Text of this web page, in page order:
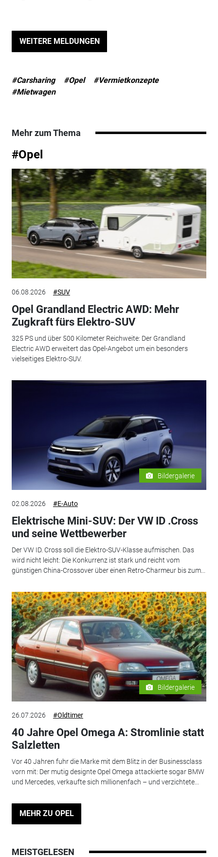
WEITERE MELDUNGEN
#Carsharing #Opel
#Vermietkonzepte
#Mietwagen
Mehr zum Thema
#Opel
06.08.2026 #SUV
Opel Grandland Electric AWD: Mehr
Zugkraft fürs Elektro-SUV
325 PS und über 500 Kilometer Reichweite: Der Grandland
Electric AWD erweitert das Opel-Angebot um ein besonders
vielseitiges Elektro-SUV.
Bildergalerie
02.08.2026 #E-Auto
Elektrische Mini-SUV: Der VW ID .Cross
und seine Wettbewerber
Der VW ID. Cross soll die Elektro-SUV-Klasse aufmischen. Das
wird nicht leicht: Die Konkurrenz ist stark und reicht vom
günstigen China-Crossover über einen Retro-Charmeur bis zum...
Bildergalerie
26.07.2026 #Oldtimer
40 Jahre Opel Omega A: Stromlinie statt
Salzletten
Vor 40 Jahren fuhr die Marke mit dem Blitz in der Businessclass
vorn mit: Der mutig designte Opel Omega attackierte sogar BMW
und Mercedes, verkaufte sich millionenfach – und verzichtete...
MEHR ZU OPEL
MEISTGELESEN